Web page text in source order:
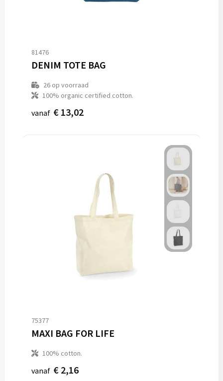
81476
DENIM TOTE BAG
26op voorraad
100% organic certified cotton.
vanaf € 13,02
75377
MAXI BAG FOR LIFE
100% cotton.
vanaf € 2,16